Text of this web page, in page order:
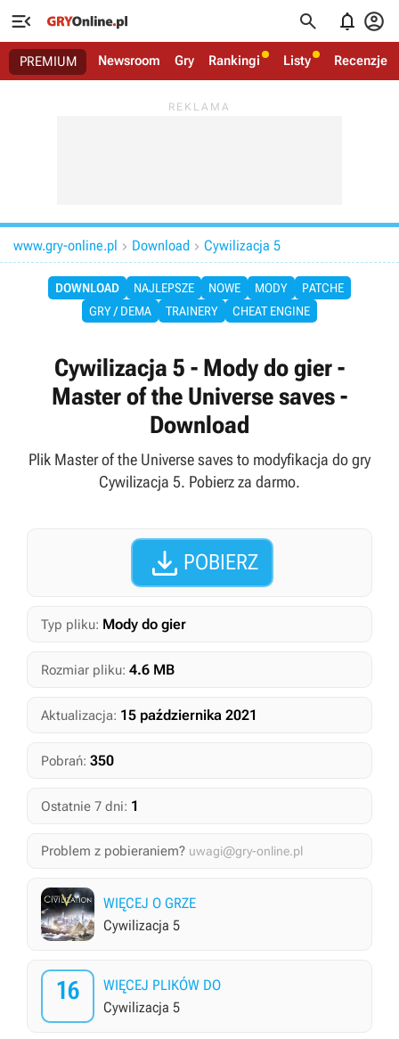
   
PREMIUM Newsroom Gry Rankingi Listy Recenzje
www.gry-online.pl  Download  Cywilizacja 5
DOWNLOAD NAJLEPSZE NOWE MODY
PATCHE
GRY / DEMA
TRAINERY CHEAT ENGINE
Cywilizacja 5 - Mody do gier -
Master of the Universe saves -
Download
Plik Master of the Universe saves to modyfikacja do gry
Cywilizacja 5. Pobierz za darmo.
 POBIERZ
Typ pliku: Mody do gier
Rozmiar pliku: 4.6 MB
Aktualizacja: 15 października 2021
Pobrań: 350
Ostatnie 7 dni: 1
Problem z pobieraniem? uwagi@gry-online.pl
WIĘCEJ O GRZE
Cywilizacja 5
16
WIĘCEJ PLIKÓW DO
Cywilizacja 5